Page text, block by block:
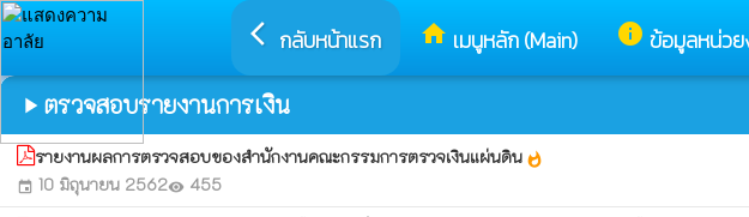
arrow_back_ios กลับหน้าแรก home เมนูหลัก (Main) info ข้อมูลหน่วย
play_arrow ตรวจสอบรายงานการเงิน
รายงานผลการตรวจสอบของสำนักงานคณะกรรมการตรวจเงินแผ่นดิน whatshot
event 10 มิถุนายน 2562visibility 455